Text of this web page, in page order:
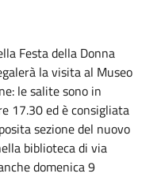
Festa della Donna
la visita al Museo
le salite sono in
17.30 ed è consigliata
sezione del nuovo
biblioteca di via
domenica 9